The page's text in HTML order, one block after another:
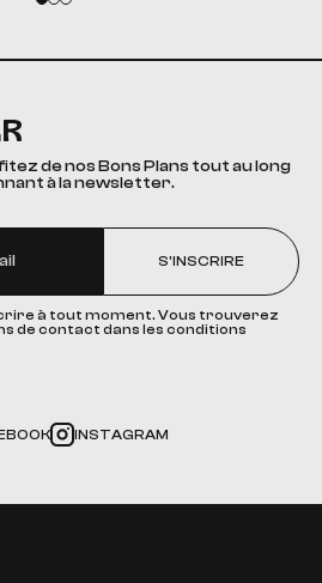
de nos Bons Plans tout au long
à la newsletter.
S'INSCRIRE
à tout moment. Vous trouverez
de contact dans les conditions
INSTAGRAM